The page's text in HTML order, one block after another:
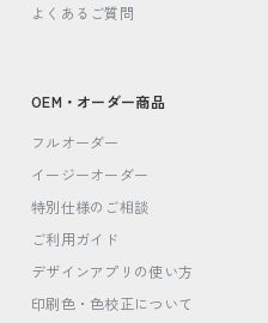
よくあるご質問
OEM・オーダー商品
フルオーダー
イージーオーダー
特別仕様のご相談
ご利用ガイド
デザインアプリの使い方
印刷色・色校正について